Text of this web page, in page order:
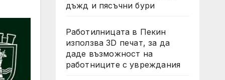
дъжд и пясъчни бури
Работилницата в Пекин
използва 3D печат, за да
даде възможност на
работниците с увреждания